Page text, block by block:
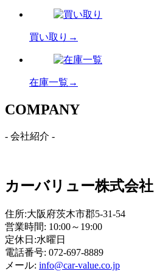
買い取り→
在庫一覧→
COMPANY
- 会社紹介 -
カーバリュー株式会社
住所:大阪府茨木市郡5-31-54
営業時間: 10:00～19:00
定休日:水曜日
電話番号: 072-697-8889
メール: info@car-value.co.jp